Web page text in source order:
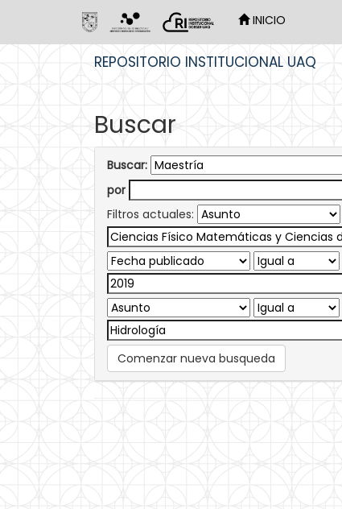
INICIO
REPOSITORIO INSTITUCIONAL UAQ
Buscar
Buscar:
por
Filtros actuales:
Comenzar nueva busqueda